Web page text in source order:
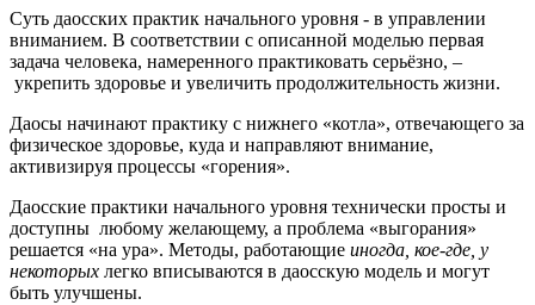
Суть даосских практик начального уровня - в управлении
вниманием. В соответствии с описанной моделью первая
задача человека, намеренного практиковать серьёзно, –
укрепить здоровье и увеличить продолжительность жизни.
Даосы начинают практику с нижнего «котла», отвечающего за
физическое здоровье, куда и направляют внимание,
активизируя процессы «горения».
Даосские практики начального уровня технически просты и
доступны любому желающему, а проблема «выгорания»
решается «на ура». Методы, работающие иногда, кое-где, у
некоторых легко вписываются в даосскую модель и могут
быть улучшены.